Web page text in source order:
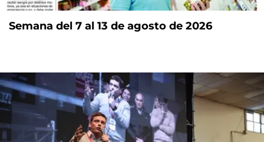
Semana del 7 al 13 de agosto de 2026